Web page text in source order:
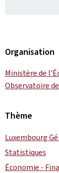
Organisation
Ministère de
Observatoire
Thème
Luxembourg
Statistiques
Économie -